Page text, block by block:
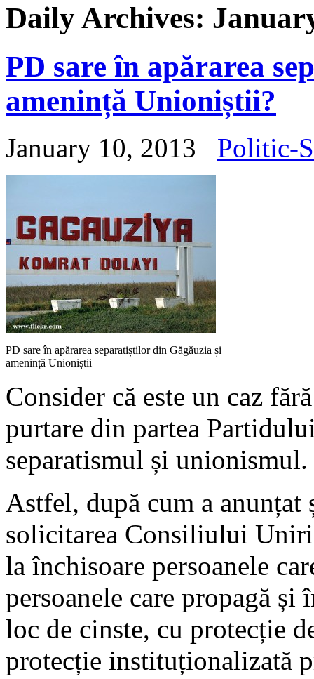
Daily Archives:
PD sare în apărarea
amenință Unioniștii?
January 10, 2013 Politic-
PD sare în apărarea separatiștilor din Găgăuzia și
amenință Unioniștii
Consider că este un caz
purtare din partea
separatismul și unionismul.
Astfel, după cum a
solicitarea Consiliului
la închisoare persoanele
persoanele care propagă și
loc de cinste, cu protecție
protecție instituționalizată